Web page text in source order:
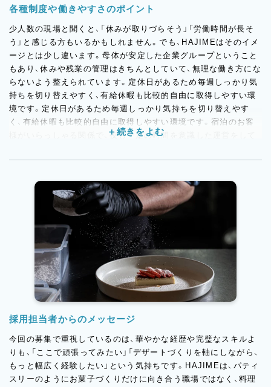
各種制度や働きやすさのポイント
少人数の現場と聞くと、「休みが取りづらそう」「労働時間が長そ
う」と感じる方もいるかもしれません。でも、HAJIMEはそのイメ
ージとは少し違います。母体が安定した企業グループということ
もあり、休みや残業の管理はきちんとしていて、無理な働き方にな
らないよう整えられています。定休日があるため毎週しっかり気
持ちを切り替えやすく、有給休暇も比較的自由に取得しやすい環
境です。定休日があるため毎週しっかり気持ちを切り替えやす
く、有給休暇も比較的自由に取得しやすい環境です。宿泊のお客
様がいらっしゃる関係で、夜も一定の時間を意識した運営をして
崩しすぎずに働けるのは、このお店ならではの安心感です。また、
く中で少しずつベースアップも見込めます。県外からの転居には
住宅手当もあるので、「長崎で新しい挑戦をしてみたい」という方
にも現実的にチャレンジしやすい環境です。個人店のような裁量
の大きさがありながら、働く土台には安心感がある。そのバラン
スの良さは、このお店の大きな魅力です。
採用担当者からのメッセージ
今回の募集で重視しているのは、華やかな経歴や完璧なスキルよ
りも、「ここで頑張ってみたい」「デザートづくりを軸にしながら、
もっと幅広く経験したい」という気持ちです。HAJIMEは、パティ
スリーのようにお菓子づくりだけに向き合う職場ではなく、料理